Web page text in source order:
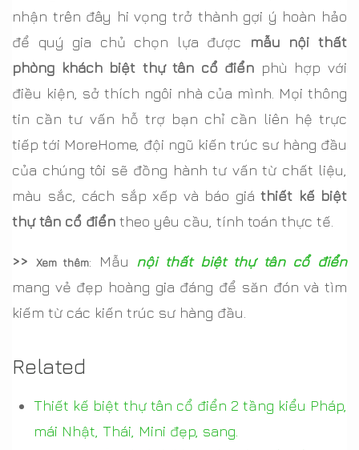
nhận trên đây hi vọng trở thành gợi ý hoàn hảo
để quý gia chủ chọn lựa được
mẫu nội thất
phòng khách biệt thự tân cổ điển phù hợp với
điều kiện, sở thích ngôi nhà của mình. Mọi thông
tin cần tư vấn hỗ trợ bạn chỉ cần liên hệ trực
tiếp tới MoreHome, đội ngũ kiến trúc sư hàng đầu
của chúng tôi sẽ đồng hành tư vấn từ chất liệu,
màu sắc, cách sắp xếp và báo giá thiết kế biệt
thự tân cổ điển theo yêu cầu, tính toán thực tế.
>> Xem thêm: Mẫu nội thất biệt thự tân cổ điển
mang vẻ đẹp hoàng gia đáng để săn đón và tìm
kiếm từ các kiến trúc sư hàng đầu.
Related
Thiết kế biệt thự tân cổ điển 2 tầng kiểu Pháp,
mái Nhật, Thái, Mini đẹp, sang.